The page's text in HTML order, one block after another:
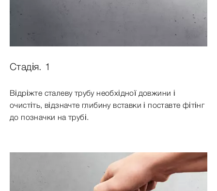
Стадія. 1
Відріжте сталеву трубу необхідної довжини і
очистіть, відзначте глибину вставки і поставте фітінг
до позначки на трубі.